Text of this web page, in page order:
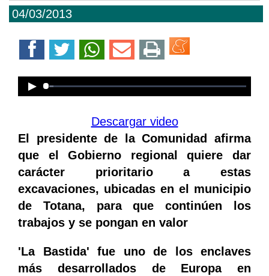
04/03/2013
Descargar video
El presidente de la Comunidad afirma
que el Gobierno regional quiere dar
carácter prioritario a estas
excavaciones, ubicadas en el municipio
de Totana, para que continúen los
trabajos y se pongan en valor
'La Bastida' fue uno de los enclaves
más desarrollados de Europa en